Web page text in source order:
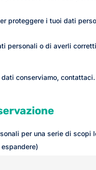
proteggere i tuoi dati
personali o di averli
conserviamo, contattaci.
per una serie di